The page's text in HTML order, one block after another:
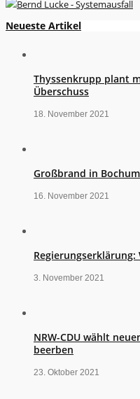
Neueste Artikel
Thyssenkrupp plant
Überschuss
18. November 2021
Großbrand in
16. November 2021
3. November 2021
NRW-CDU wählt
beerben
23. Oktober 2021